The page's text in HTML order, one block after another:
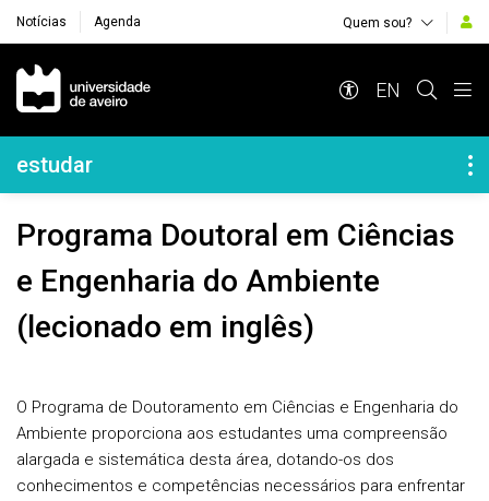
Notícias Agenda Quem sou?
Navegação Principal
EN
Navegação Lateral
estudar
Programa Doutoral em Ciências
e Engenharia do Ambiente
(lecionado em inglês)
O Programa de Doutoramento em Ciências e Engenharia do
Ambiente proporciona aos estudantes uma compreensão
alargada e sistemática desta área, dotando-os dos
conhecimentos e competências necessários para enfrentar